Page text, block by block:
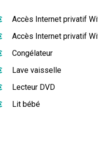
Accès Internet privatif
Accès Internet privatif
Congélateur
Lave vaisselle
Lecteur DVD
Lit bébé